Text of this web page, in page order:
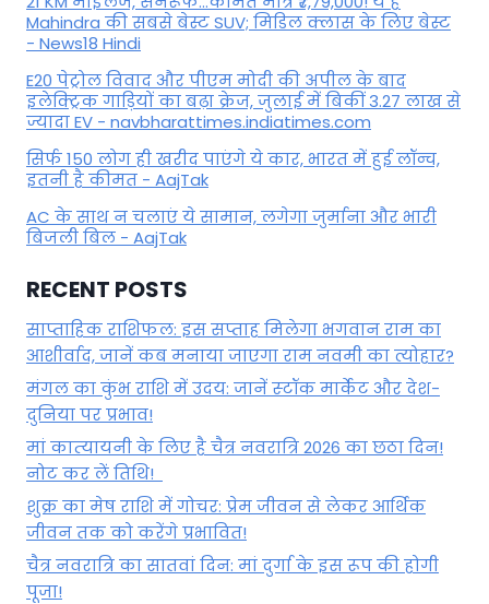
Mahindra की सबसे बेस्ट SUV; मिडिल क्लास के लिए बेस्ट
- News18 Hindi
E20 पेट्रोल विवाद और पीएम मोदी की अपील के बाद
इलेक्ट्रिक गाड़ियों का बढ़ा क्रेज, जुलाई में बिकीं 3.27 लाख से
ज्यादा EV - navbharattimes.indiatimes.com
सिर्फ 150 लोग ही खरीद पाएंगे ये कार, भारत में हुई लॉन्च,
इतनी है कीमत - AajTak
AC के साथ न चलाएं ये सामान, लगेगा जुर्माना और भारी
बिजली बिल - AajTak
RECENT POSTS
साप्ताहिक राशिफल: इस सप्ताह मिलेगा भगवान राम का
आशीर्वाद, जानें कब मनाया जाएगा राम नवमी का त्योहार?
मंगल का कुंभ राशि में उदय: जानें स्‍टॉक मार्केट और देश-
दुनिया पर प्रभाव!
मां कात्‍यायनी के लिए है चैत्र नवरात्रि 2026 का छठा दिन!
नोट कर लें तिथि!
शुक्र का मेष राशि में गोचर: प्रेम जीवन से लेकर आर्थिक
जीवन तक को करेंगे प्रभावित!
चैत्र नवरात्रि का सातवां दिन: मां दुर्गा के इस रूप की होगी
पूजा!